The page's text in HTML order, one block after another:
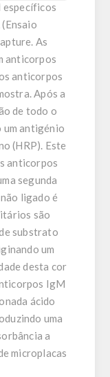
específicos
As
anticorpos
anticorpos
Após a
de todo o
um antigénio
(HRP). Este
anticorpos
segunda
ligado é
são
substrato
um
desta cor
IgM
ácido
uma
a
microplacas